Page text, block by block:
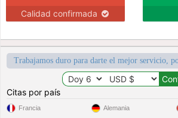
Calidad confirmada
Trabajamos duro para darte el mejor servicio,
Citas por país
Francia Alemania